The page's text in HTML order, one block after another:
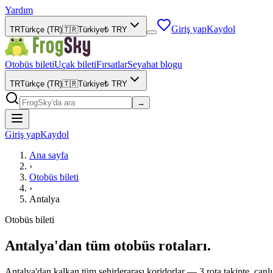
Yardım
TRTürkçe (TR)🇹🇷Türkiye₺ TRY Giriş yapKaydol
Otobüs biletiUçak biletiFırsatlarSeyahat blogu
TRTürkçe (TR)🇹🇷Türkiye₺ TRY
→
Giriş yapKaydol
Ana sayfa
›
Otobüs bileti
›
Antalya
Otobüs bileti
Antalya'dan tüm otobüs rotaları.